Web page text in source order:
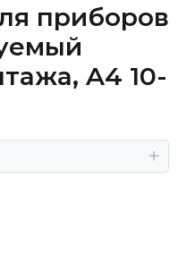
приборов
A4 10-